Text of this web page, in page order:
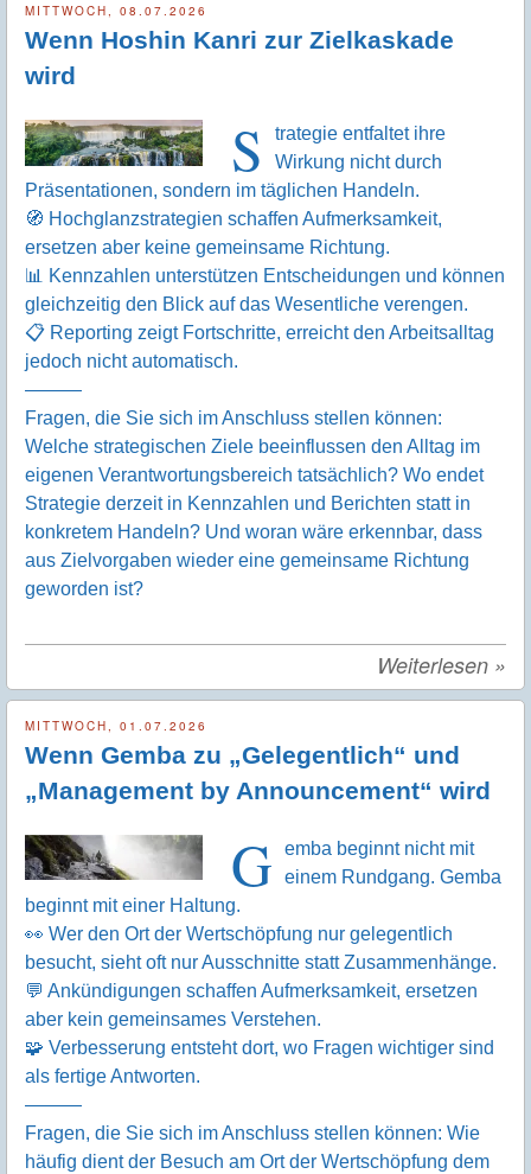
MITTWOCH, 08.07.2026
Wenn Hoshin Kanri zur Zielkaskade
wird
S
trategie entfaltet ihre
Wirkung nicht durch
Präsentationen, sondern im täglichen Handeln.
🧭 Hochglanzstrategien schaffen Aufmerksamkeit,
ersetzen aber keine gemeinsame Richtung.
📊 Kennzahlen unterstützen Entscheidungen und können
gleichzeitig den Blick auf das Wesentliche verengen.
📋 Reporting zeigt Fortschritte, erreicht den Arbeitsalltag
jedoch nicht automatisch.
———
Fragen, die Sie sich im Anschluss stellen können:
Welche strategischen Ziele beeinflussen den Alltag im
eigenen Verantwortungsbereich tatsächlich? Wo endet
Strategie derzeit in Kennzahlen und Berichten statt in
konkretem Handeln? Und woran wäre erkennbar, dass
aus Zielvorgaben wieder eine gemeinsame Richtung
geworden ist?
Weiterlesen »
MITTWOCH, 01.07.2026
Wenn Gemba zu „Gelegentlich“ und
„Management by Announcement“ wird
G
emba beginnt nicht mit
einem Rundgang. Gemba
beginnt mit einer Haltung.
👀 Wer den Ort der Wertschöpfung nur gelegentlich
besucht, sieht oft nur Ausschnitte statt Zusammenhänge.
💬 Ankündigungen schaffen Aufmerksamkeit, ersetzen
aber kein gemeinsames Verstehen.
🧩 Verbesserung entsteht dort, wo Fragen wichtiger sind
als fertige Antworten.
———
Fragen, die Sie sich im Anschluss stellen können: Wie
häufig dient der Besuch am Ort der Wertschöpfung dem